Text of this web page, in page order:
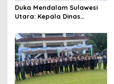
s
Duka Mendalam Sulawesi
Utara: Kepala Dinas
Meninggal Dunia